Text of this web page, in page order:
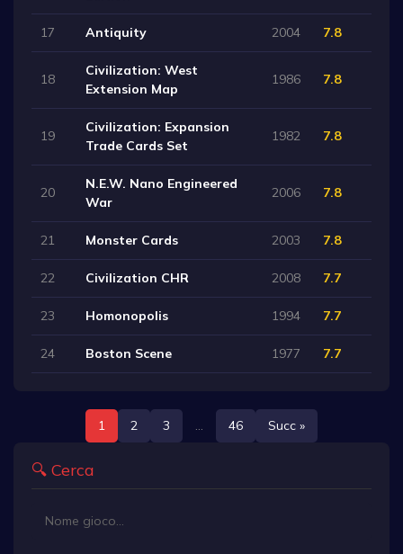
17 Antiquity 2004 7.8
18
Civilization: West
Extension Map
1986 7.8
19
Civilization: Expansion
Trade Cards Set
1982 7.8
20
N.E.W. Nano Engineered
War
2006 7.8
21 Monster Cards 2003 7.8
22 Civilization CHR 2008 7.7
23 Homonopolis 1994 7.7
24 Boston Scene 1977 7.7
1 2 3 46 Succ »
🔍 Cerca